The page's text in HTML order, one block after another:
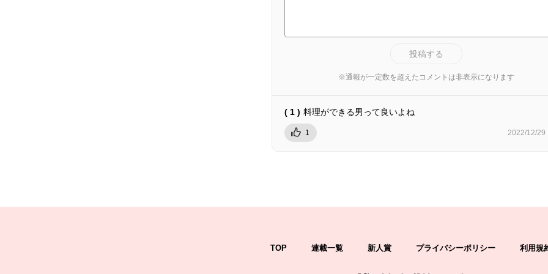
投稿する
※通報が一定数を超えたコメントは非表示になります
( 1 ) 料理ができる男って良いよね
1 2022/12/29
TOP 連載一覧 新人賞 プライバシーポリシー 利用規